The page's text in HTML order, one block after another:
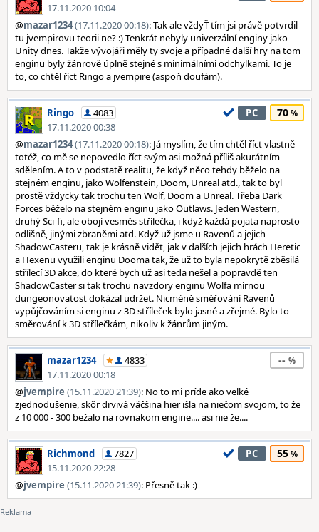
17.11.2020 10:04
@mazar1234(17.11.2020 00:18): Tak ale vždyŤ tím jsi právě potvrdil
tu jvempirovu teorii ne? :) Tenkrát nebyly univerzální enginy jako
Unity dnes. Takže vývojáři měly ty svoje a případné další hry na tom
enginu byly žánrově úplně stejné s minimálními odchylkami. To je
to, co chtěl říct Ringo a jvempire (aspoň doufám).
Ringo
4083
17.11.2020 00:38
PC 70
@mazar1234(17.11.2020 00:18): Já myslím, že tím chtěl říct vlastně
totéž, co mě se nepovedlo říct svým asi možná příliš akurátním
sdělením. A to v podstatě realitu, že když něco tehdy běželo na
stejném enginu, jako Wolfenstein, Doom, Unreal atd., tak to byl
prostě vždycky tak trochu ten Wolf, Doom a Unreal. Třeba Dark
Forces běželo na stejném enginu jako Outlaws. Jeden Western,
druhý Sci-fi, ale obojí vesměs střílečka, i když každá pojata naprosto
odlišně, jinými zbraněmi atd. Když už jsme u Ravenů a jejich
ShadowCasteru, tak je krásně vidět, jak v dalších jejich hrách Heretic
a Hexenu využili enginu Dooma tak, že už to byla nepokrytě zběsilá
střílecí 3D akce, do které bych už asi teda nešel a popravdě ten
ShadowCaster si tak trochu navzdory enginu Wolfa mírnou
dungeonovatost dokázal udržet. Nicméně směřování Ravenů
vypůjčováním si enginu z 3D stříleček bylo jasné a zřejmé. Bylo to
směrování k 3D střílečkám, nikoliv k žánrům jiným.
mazar1234
4833
17.11.2020 00:18
--
@jvempire (15.11.2020 21:39): No to mi príde ako veľké
zjednodušenie, skôr drvivá väčšina hier išla na niečom svojom, to že
z 10 000 - 300 bežalo na rovnakom engine.... asi nie že....
Richmond
7827
15.11.2020 22:28
PC 55
@jvempire (15.11.2020 21:39): Přesně tak :)